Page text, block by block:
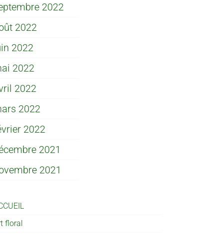
2022
2022
2022
2022
2022
2022
2022
2021
2021
floral